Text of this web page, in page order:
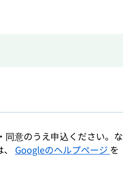
同意のうえ申込ください。な
Googleのヘルプページ を